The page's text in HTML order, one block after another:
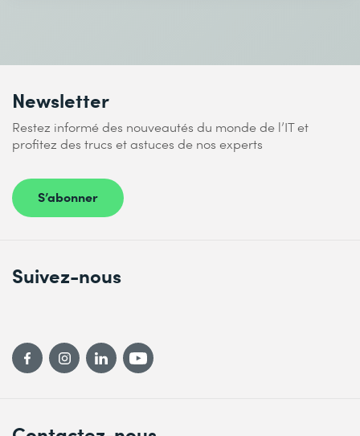
Newsletter
Restez informé des nouveautés du monde de l’IT et
profitez des trucs et astuces de nos experts
S’abonner
Suivez-nous